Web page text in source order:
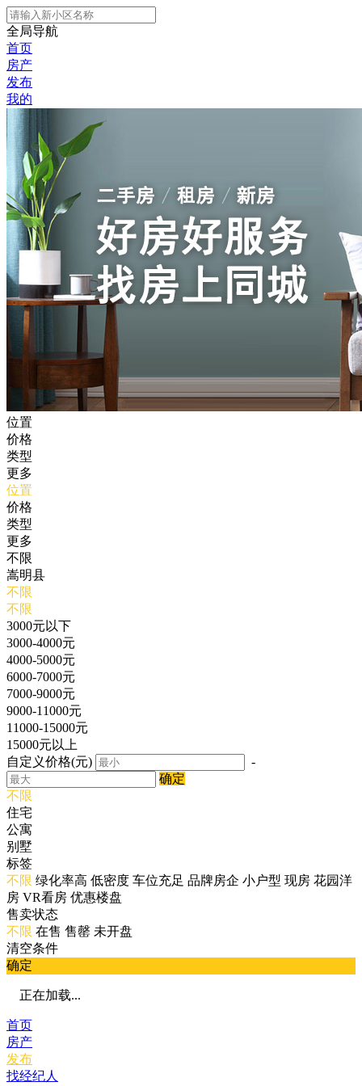
全局导航
首页
房产
发布
我的
位置
价格
类型
更多
位置
价格
类型
更多
不限
嵩明县
不限
不限
3000元以下
3000-4000元
4000-5000元
6000-7000元
7000-9000元
9000-11000元
11000-15000元
15000元以上
自定义价格(元)
-
确定
不限
住宅
公寓
别墅
标签
不限 绿化率高 低密度 车位充足 品牌房企 小户型 现房 花园洋
房 VR看房 优惠楼盘
售卖状态
不限 在售 售罄 未开盘
清空条件
确定
正在加载...
首页
房产
发布
找经纪人